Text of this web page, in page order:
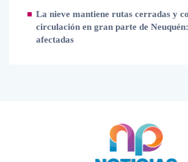
La nieve mantiene rutas cerradas y
circulación en gran parte de
afectadas